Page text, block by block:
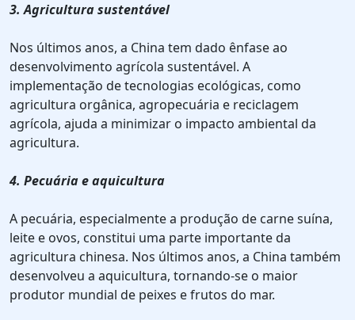
3. Agricultura sustentável
Nos últimos anos, a China tem dado ênfase ao
desenvolvimento agrícola sustentável. A
implementação de tecnologias ecológicas, como
agricultura orgânica, agropecuária e reciclagem
agrícola, ajuda a minimizar o impacto ambiental da
agricultura.
4. Pecuária e aquicultura
A pecuária, especialmente a produção de carne suína,
leite e ovos, constitui uma parte importante da
agricultura chinesa. Nos últimos anos, a China também
desenvolveu a aquicultura, tornando-se o maior
produtor mundial de peixes e frutos do mar.